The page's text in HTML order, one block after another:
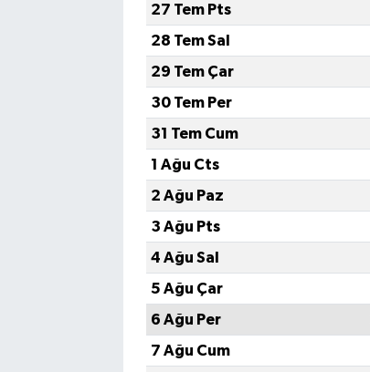
27 Tem Pts
28 Tem Sal
29 Tem Çar
30 Tem Per
31 Tem Cum
1 Ağu Cts
2 Ağu Paz
3 Ağu Pts
4 Ağu Sal
5 Ağu Çar
6 Ağu Per
7 Ağu Cum